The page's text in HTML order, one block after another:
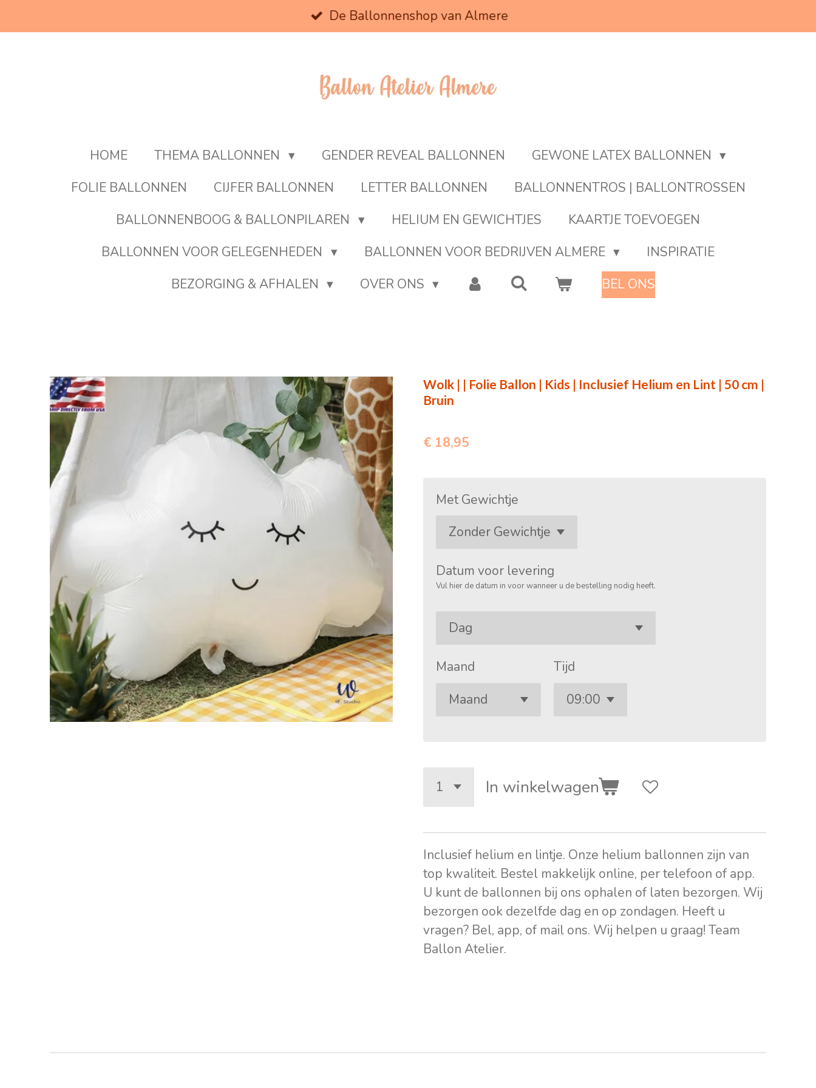
direct
De Ballonnenshop van Almere
HOME THEMA BALLONNEN GENDER REVEAL BALLONNEN
GEWONE LATEX BALLONNEN
FOLIE BALLONNEN
CIJFER BALLONNEN LETTER BALLONNEN
BALLONNENTROS | BALLONTROSSEN
BALLONNENBOOG & BALLONPILAREN
HELIUM EN GEWICHTJES
KAARTJE TOEVOEGEN
BALLONNEN VOOR GELEGENHEDEN
BALLONNEN VOOR BEDRIJVEN ALMERE
INSPIRATIE
BEZORGING & AFHALEN
OVER ONS BEL ONS
Wolk | | Folie Ballon | Kids | Inclusief Helium en Lint | 50 cm |
Bruin
€ 18,95
Met Gewichtje
Datum voor levering
Vul hier de datum in voor wanneer u de bestelling nodig heeft.
Maand Tijd
In winkelwagen
Inclusief helium en lintje. Onze helium ballonnen zijn van
top kwaliteit. Bestel makkelijk online, per telefoon of app.
U kunt de ballonnen bij ons ophalen of laten bezorgen. Wij
bezorgen ook dezelfde dag en op zondagen. Heeft u
vragen? Bel, app, of mail ons. Wij helpen u graag! Team
Ballon Atelier.